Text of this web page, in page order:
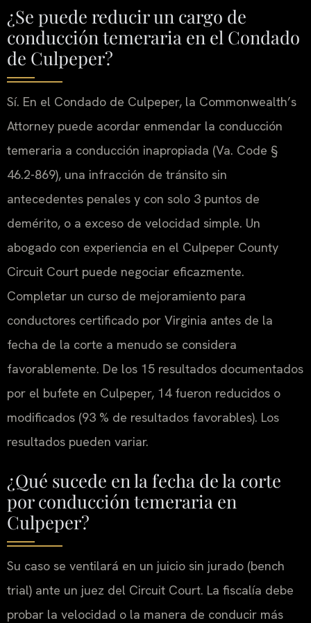
¿Se puede reducir un cargo de
conducción temeraria en el Condado
de Culpeper?
Sí. En el Condado de Culpeper, la Commonwealth’s
Attorney puede acordar enmendar la conducción
temeraria a conducción inapropiada (Va. Code §
46.2-869), una infracción de tránsito sin
antecedentes penales y con solo 3 puntos de
demérito, o a exceso de velocidad simple. Un
abogado con experiencia en el Culpeper County
Circuit Court puede negociar eficazmente.
Completar un curso de mejoramiento para
conductores certificado por Virginia antes de la
fecha de la corte a menudo se considera
favorablemente. De los 15 resultados documentados
por el bufete en Culpeper, 14 fueron reducidos o
modificados (93 % de resultados favorables). Los
resultados pueden variar.
¿Qué sucede en la fecha de la corte
por conducción temeraria en
Culpeper?
Su caso se ventilará en un juicio sin jurado (bench
trial) ante un juez del Circuit Court. La fiscalía debe
probar la velocidad o la manera de conducir más